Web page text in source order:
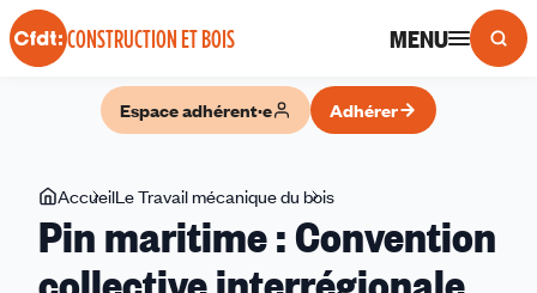
Panneau de gestion des cookies
CONSTRUCTION ET BOIS MENU
Espace adhérent·e Adhérer
Vous
êtes
ici
AccueilLe Travail mécanique du bois
maritime
Pin maritime : Convention